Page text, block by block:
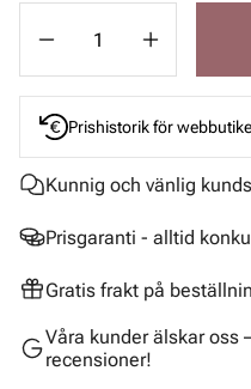
Prishistorik för
Kunnig och vänlig
Prisgaranti - alltid
Gratis frakt på
Våra kunder älskar oss
recensioner!